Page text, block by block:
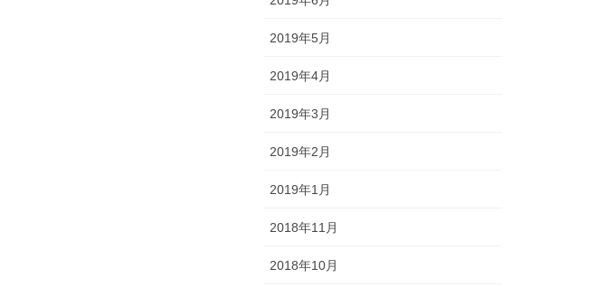
2019年5月
2019年4月
2019年3月
2019年2月
2019年1月
2018年11月
2018年10月